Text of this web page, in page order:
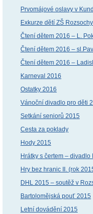
Prvomájové oslavy v
Exkurze dětí ZŠ
Čtení dětem 2016 – L.
Čtení dětem 2016 –
Čtení dětem 2016 –
Karneval 2016
Ostatky 2016
Vánoční divadlo pro děti
Setkání seniorů 2015
Cesta za poklady
Hody 2015
Hrátky s čertem – divadlo
Hry bez hranic II. (rok
DHL 2015 – soutěž v
Bartolomějská pouť 2015
Letní dovádění 2015